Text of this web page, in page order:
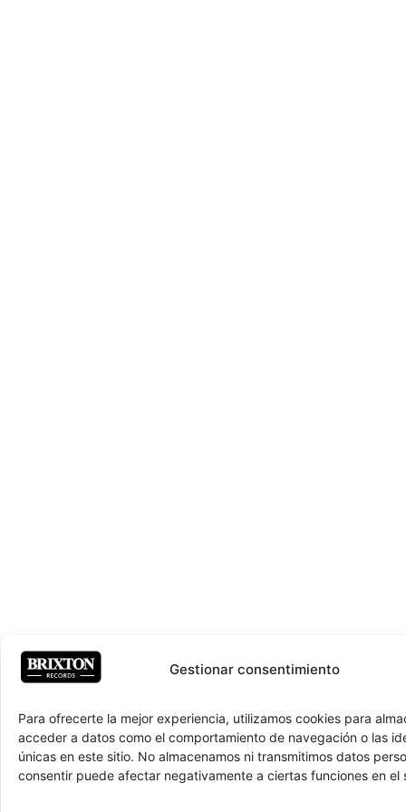
Gestionar consentimiento
Para ofrecerte la mejor experiencia, utilizamos cookies para
acceder a datos como el comportamiento de navegación o las
únicas en este sitio. No almacenamos ni transmitimos datos
consentir puede afectar negativamente a ciertas funciones en el